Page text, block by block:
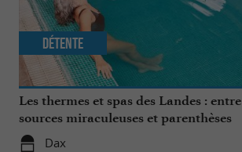
Les thermes et spas des Landes : entre
sources miraculeuses et parenthèses
bien-être
Dax
Détente